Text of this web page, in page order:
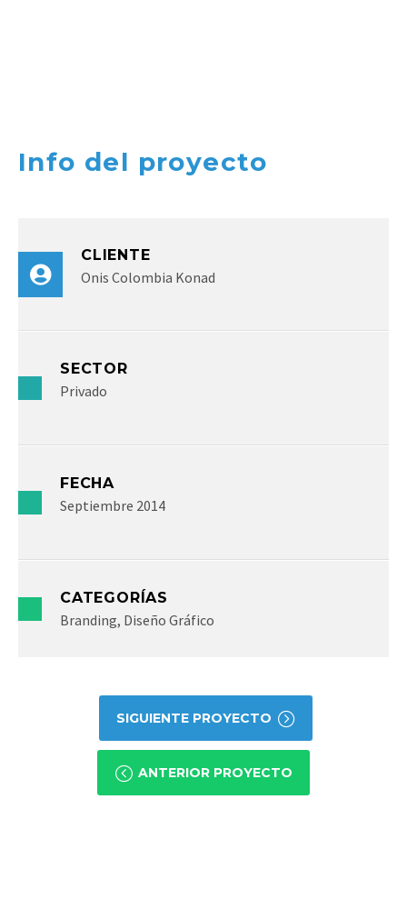
Info del proyecto
CLIENTE
Onis Colombia Konad
SECTOR
Privado
FECHA
Septiembre 2014
CATEGORÍAS
Branding, Diseño Gráfico
SIGUIENTE PROYECTO
ANTERIOR PROYECTO